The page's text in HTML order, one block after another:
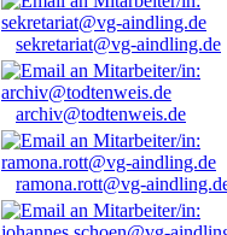
sekretariat@vg-aindling.de
archiv@todtenweis.de
ramona.rott@vg-